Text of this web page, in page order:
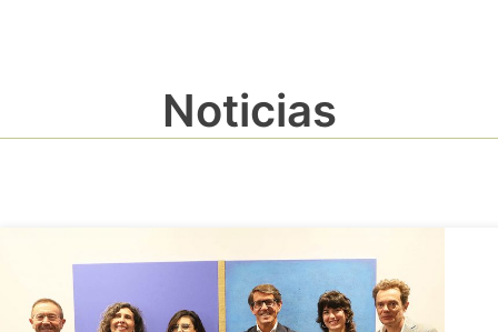
Noticias